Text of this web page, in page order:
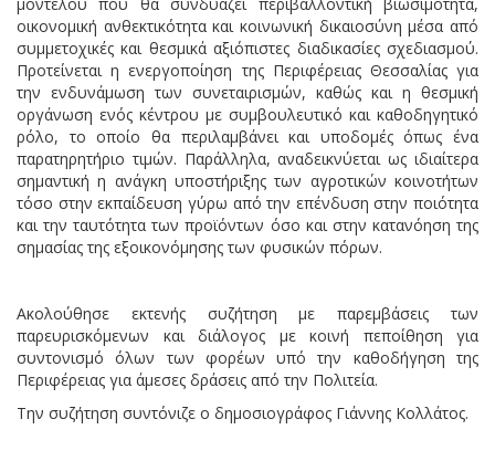
οικονομική ανθεκτικότητα και κοινωνική δικαιοσύνη μέσα από
συμμετοχικές και θεσμικά αξιόπιστες διαδικασίες σχεδιασμού.
Προτείνεται η ενεργοποίηση της Περιφέρειας Θεσσαλίας για
την ενδυνάμωση των συνεταιρισμών, καθώς και η θεσμική
οργάνωση ενός κέντρου με συμβουλευτικό και καθοδηγητικό
ρόλο, το οποίο θα περιλαμβάνει και υποδομές όπως ένα
παρατηρητήριο τιμών. Παράλληλα, αναδεικνύεται ως ιδιαίτερα
σημαντική η ανάγκη υποστήριξης των αγροτικών κοινοτήτων
τόσο στην εκπαίδευση γύρω από την επένδυση στην ποιότητα
και την ταυτότητα των προϊόντων όσο και στην κατανόηση της
σημασίας της εξοικονόμησης των φυσικών πόρων.
Ακολούθησε εκτενής συζήτηση με παρεμβάσεις των
παρευρισκόμενων και διάλογος με κοινή πεποίθηση για
συντονισμό όλων των φορέων υπό την καθοδήγηση της
Περιφέρειας για άμεσες δράσεις από την Πολιτεία.
Την συζήτηση συντόνιζε ο δημοσιογράφος Γιάννης Κολλάτος.